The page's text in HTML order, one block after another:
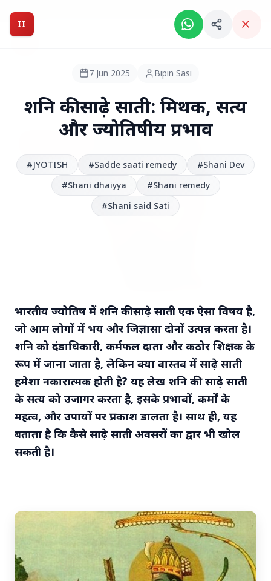
Breaking News: Intelligent India Magazine is now live.
II
HEADLINES
7 Jun 2026
अंशुल कुंचा कौन थे? अमेरिका में
'फर्जी' पिज्जा ऑर्डर डिलीवर करते हुए
भारतीय युवक की गोली मारकर हत्या,
परिवार का आरोप - "ट्रैप था"
अमेरिका में 'फर्जी' पिज्जा ऑर्डर डिलीवर करते हुए
Read Full Story
II
7 Jun 2025 Bipin Sasi
शनि की साढ़े साती: मिथक, सत्य
और ज्योतिषीय प्रभाव
#JYOTISH #Sadde saati remedy
#Shani Dev
#Shani dhaiyya
#Shani remedy
#Shani said Sati
भारतीय ज्योतिष में शनि की साढ़े साती एक ऐसा विषय है,
जो आम लोगों में भय और जिज्ञासा दोनों उत्पन्न करता है।
शनि को दंडाधिकारी, कर्मफल दाता और कठोर शिक्षक के
रूप में जाना जाता है, लेकिन क्या वास्तव में साढ़े साती
हमेशा नकारात्मक होती है? यह लेख शनि की साढ़े साती
के सत्य को उजागर करता है, इसके प्रभावों, कर्मों के
महत्व, और उपायों पर प्रकाश डालता है। साथ ही, यह
बताता है कि कैसे साढ़े साती अवसरों का द्वार भी खोल
सकती है।